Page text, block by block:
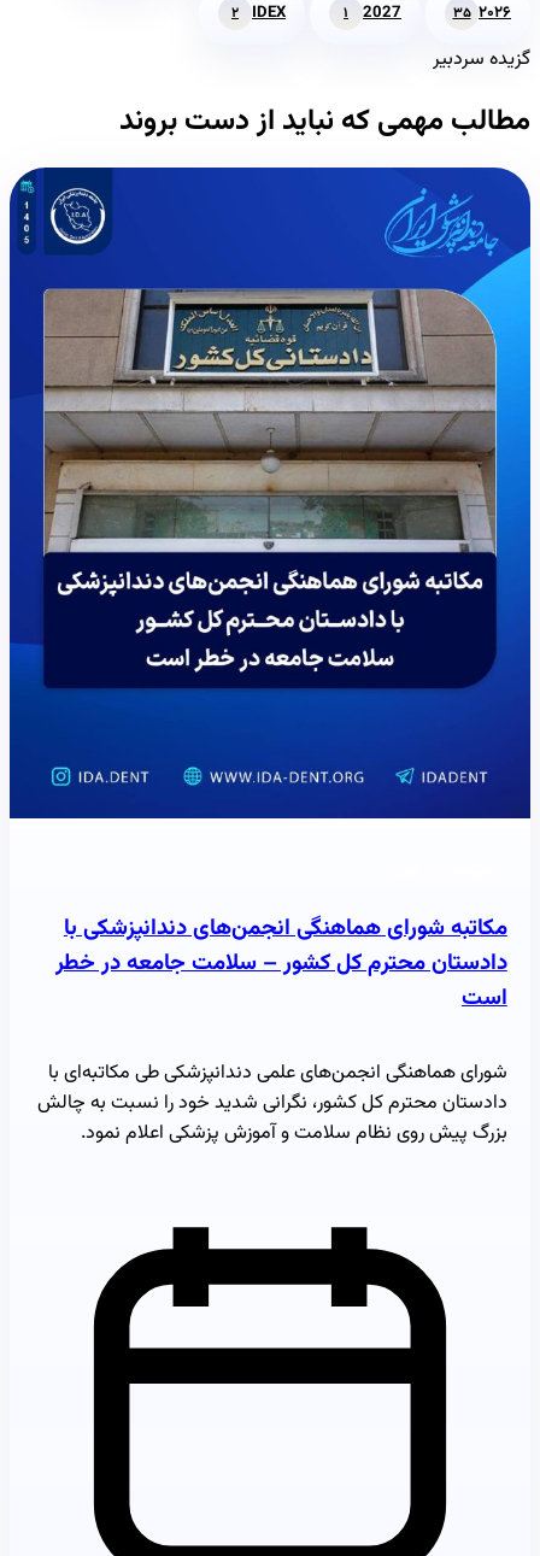
۲۰۲۶ ۳۵ 2027 ۱ IDEX ۲
گزیده سردبیر
مطالب مهمی که نباید از دست بروند
مکاتبه شورای هماهنگی انجمن‌های دندانپزشکی با
دادستان محترم کل کشور – سلامت جامعه در خطر
است
شورای هماهنگی انجمن‌های علمی دندانپزشکی طی مکاتبه‌ای با
دادستان محترم کل کشور، نگرانی شدید خود را نسبت به چالش
بزرگ پیش روی نظام سلامت و آموزش پزشکی اعلام نمود.